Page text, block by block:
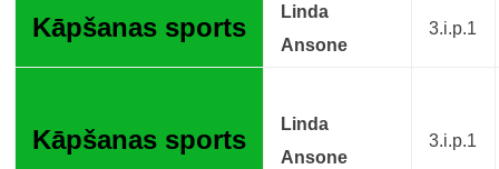
Kāpšanas sports
Linda
Ansone
3.i.p.1
Kāpšanas sports
Linda
Ansone
3.i.p.1